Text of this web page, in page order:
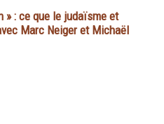
» : ce que le judaïsme et
Marc Neiger et Michaël